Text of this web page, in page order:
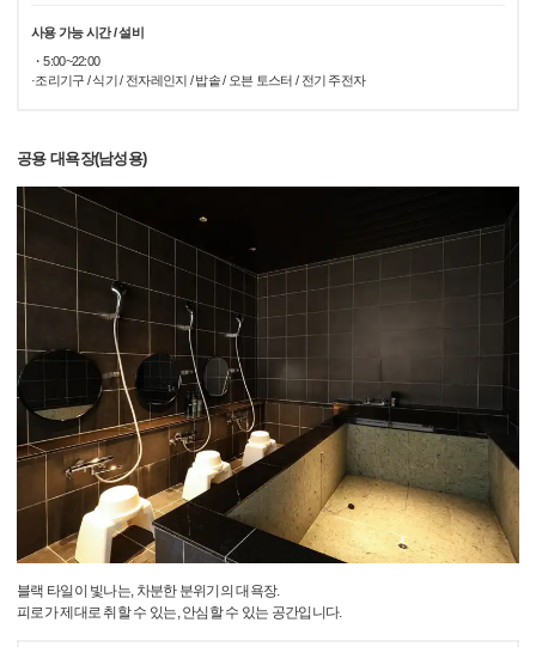
사용 가능 시간 / 설비
・5:00~22:00
·조리기구 / 식기 / 전자레인지 / 밥솥 / 오븐 토스터 / 전기 주전자
공용 대욕장(남성용)
블랙 타일이 빛나는, 차분한 분위기의 대욕장.
피로가 제대로 취할 수 있는, 안심할 수 있는 공간입니다.